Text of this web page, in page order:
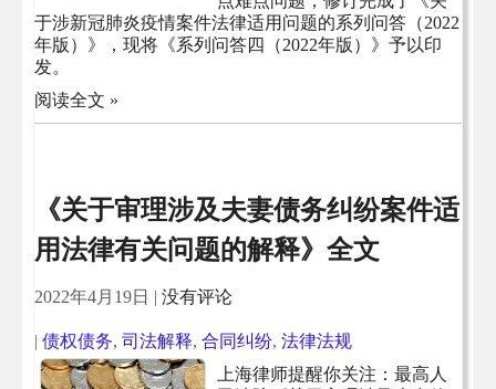
于涉新冠肺炎疫情案件法律适用问题的系列问答（2022
年版）》，现将《系列问答四（2022年版）》予以印
发。
阅读全文 »
《关于审理涉及夫妻债务纠纷案件适
用法律有关问题的解释》全文
2022年4月19日 | 没有评论
| 债权债务, 司法解释, 合同纠纷, 法律法规
上海律师提醒你关注：最高人